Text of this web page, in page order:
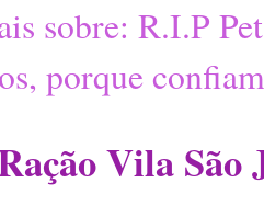
sobre: R.I.P
porque
Vila São